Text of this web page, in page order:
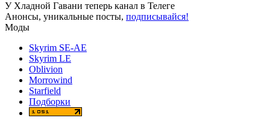
У Хладной Гавани теперь канал в Телеге
Анонсы, уникальные посты, подписывайся!
Моды
Skyrim SE-AE
Skyrim LE
Oblivion
Morrowind
Starfield
Подборки